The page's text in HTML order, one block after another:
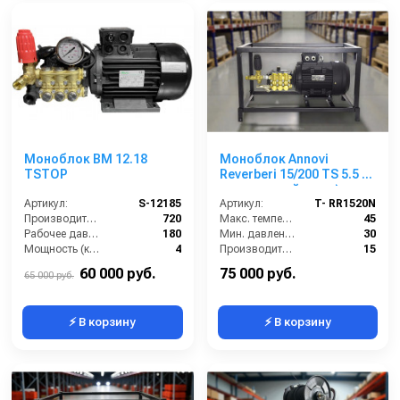
Моноблок BM 12.18
TSTOP
Артикул:
S-12185
Производительность (л/ч):
720
Рабочее давление (бар):
180
Мощность (кВт):
4
65 000 руб. 60 000 руб.
⚡ В корзину
Моноблок Annovi
Reverberi 15/200 TS 5.5 (
на открытой раме)
Артикул:
T- RR1520N
Макс. температура воды (°C):
45
Мин. давление (бар):
30
Производительность (л/мин):
15
Производительность (л/ч):
75 000 руб.
⚡ В корзину